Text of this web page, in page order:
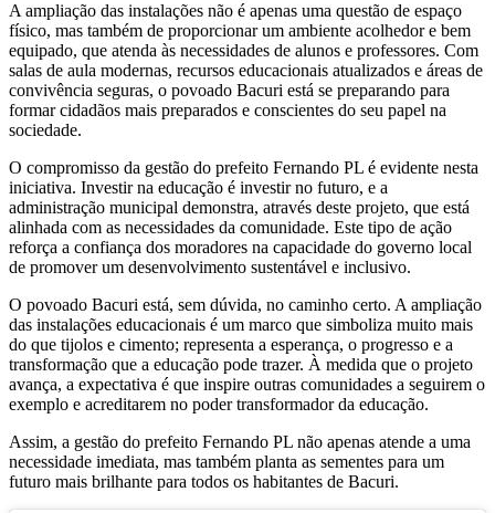
A ampliação das instalações não é apenas uma questão de espaço
físico, mas também de proporcionar um ambiente acolhedor e bem
equipado, que atenda às necessidades de alunos e professores. Com
salas de aula modernas, recursos educacionais atualizados e áreas de
convivência seguras, o povoado Bacuri está se preparando para
formar cidadãos mais preparados e conscientes do seu papel na
sociedade.
O compromisso da gestão do prefeito Fernando PL é evidente nesta
iniciativa. Investir na educação é investir no futuro, e a
administração municipal demonstra, através deste projeto, que está
alinhada com as necessidades da comunidade. Este tipo de ação
reforça a confiança dos moradores na capacidade do governo local
de promover um desenvolvimento sustentável e inclusivo.
O povoado Bacuri está, sem dúvida, no caminho certo. A ampliação
das instalações educacionais é um marco que simboliza muito mais
do que tijolos e cimento; representa a esperança, o progresso e a
transformação que a educação pode trazer. À medida que o projeto
avança, a expectativa é que inspire outras comunidades a seguirem o
exemplo e acreditarem no poder transformador da educação.
Assim, a gestão do prefeito Fernando PL não apenas atende a uma
necessidade imediata, mas também planta as sementes para um
futuro mais brilhante para todos os habitantes de Bacuri.